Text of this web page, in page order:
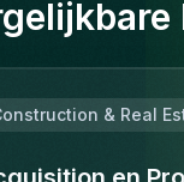
& Real